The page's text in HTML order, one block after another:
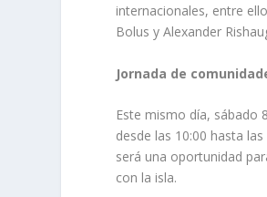
internacionales, entre
Bolus y Alexander
Jornada de
Este mismo día, sábado
desde las 10:00 hasta
será una oportunidad
con la isla.